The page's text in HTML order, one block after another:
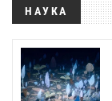
НАУКА